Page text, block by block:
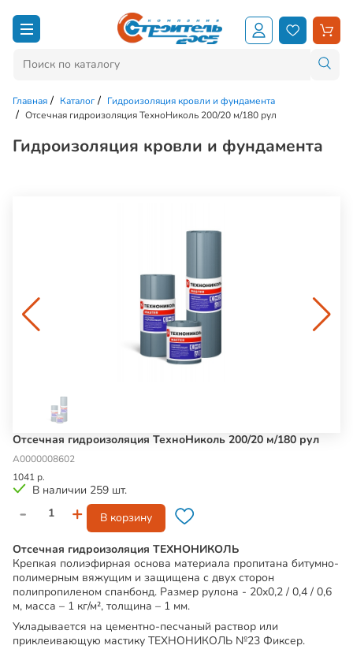
Главная Каталог
Гидроизоляция кровли и фундамента
Отсечная гидроизоляция ТехноНиколь 200/20 м/180 рул
Гидроизоляция кровли и фундамента
Отсечная гидроизоляция ТехноНиколь 200/20 м/180 рул
А0000008602
1041 р.
В наличии 259 шт.
- + В корзину
Отсечная гидроизоляция ТЕХНОНИКОЛЬ
Крепкая полиэфирная основа материала пропитана битумно-
полимерным вяжущим и защищена с двух сторон
полипропиленом спанбонд. Размер рулона - 20х0,2 / 0,4 / 0,6
м, масса – 1 кг/м², толщина – 1 мм.
Укладывается на цементно-песчаный раствор или
приклеивающую мастику ТЕХНОНИКОЛЬ №23 Фиксер.